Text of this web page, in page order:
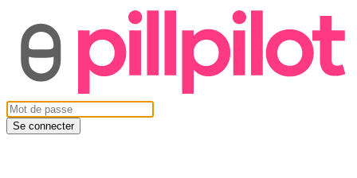
Se connecter